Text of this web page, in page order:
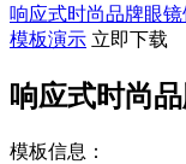
响应式时尚品牌眼
模板演示 立即下载
响应式时尚
模板信息：